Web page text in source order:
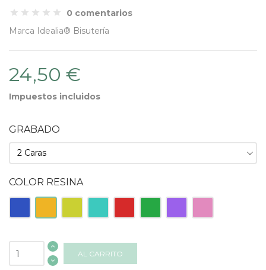
0 comentarios
Marca Idealia® Bisutería
24,50 €
Impuestos incluidos
GRABADO
COLOR RESINA
Naranja PistachoTurquesaRoja Verde Morado
AL CARRITO